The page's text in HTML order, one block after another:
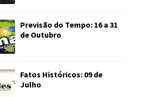
Previsão do Tempo: 16 a 31
de Outubro
Fatos Históricos: 09 de
Julho